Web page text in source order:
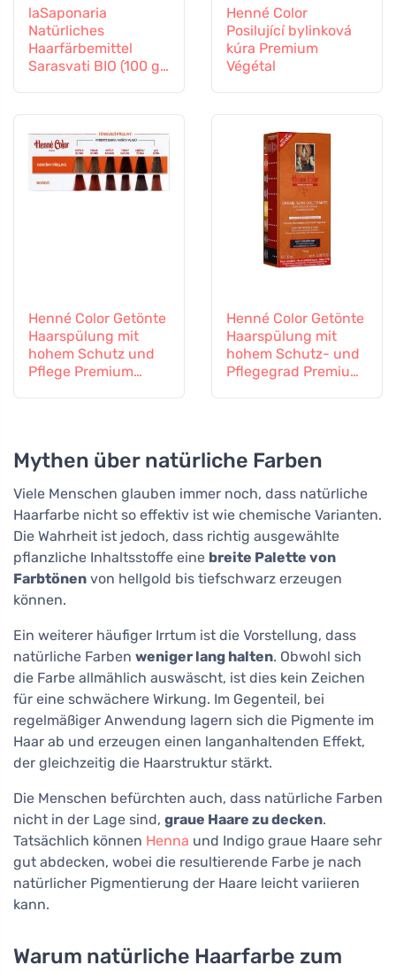
laSaponaria
Natürliches
Haarfärbemittel
Sarasvati BIO (100 g)
Henné Color
Posilující bylinková
kúra Premium
Végétal
Henné Color Getönte
Haarspülung mit
hohem Schutz und
Pflege Premium
Henné Color Getönte
Haarspülung mit
hohem Schutz- und
Pflegegrad Premium
Mythen über natürliche Farben
Viele Menschen glauben immer noch, dass natürliche
Haarfarbe nicht so effektiv ist wie chemische Varianten.
Die Wahrheit ist jedoch, dass richtig ausgewählte
pflanzliche Inhaltsstoffe eine breite Palette von
Farbtönen von hellgold bis tiefschwarz erzeugen
können.
Ein weiterer häufiger Irrtum ist die Vorstellung, dass
natürliche Farben weniger lang halten. Obwohl sich
die Farbe allmählich auswäscht, ist dies kein Zeichen
für eine schwächere Wirkung. Im Gegenteil, bei
regelmäßiger Anwendung lagern sich die Pigmente im
Haar ab und erzeugen einen langanhaltenden Effekt,
der gleichzeitig die Haarstruktur stärkt.
Die Menschen befürchten auch, dass natürliche Farben
nicht in der Lage sind, graue Haare zu decken.
Tatsächlich können Henna und Indigo graue Haare sehr
gut abdecken, wobei die resultierende Farbe je nach
natürlicher Pigmentierung der Haare leicht variieren
kann.
Warum natürliche Haarfarbe zum